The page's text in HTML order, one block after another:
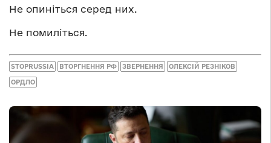
Не опиніться серед них.
Не помиліться.
STOPRUSSIA ВТОРГНЕННЯ РФ ЗВЕРНЕННЯ ОЛЕКСІЙ РЕЗНІКОВ
ОРДЛО